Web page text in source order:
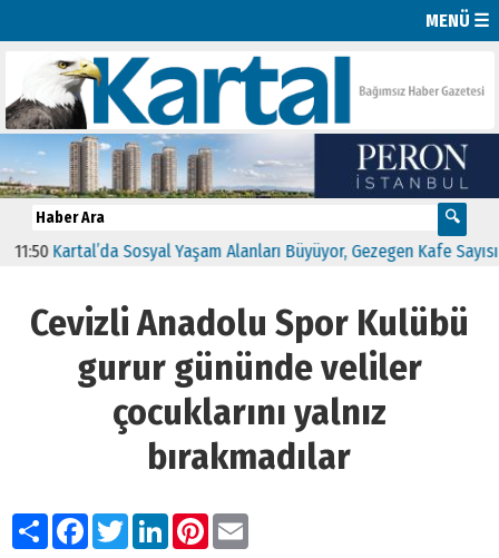
MENÜ ☰
Sosyal Yaşam Alanları Büyüyor, Gezegen Kafe Sayısı 14’e
Cevizli Anadolu Spor Kulübü
gurur gününde veliler
çocuklarını yalnız
bırakmadılar
PaylaşFacebook
TwitterLinkedIn
Pinterest
Email